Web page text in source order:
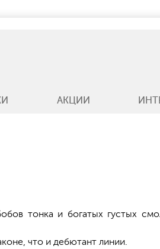
АКЦИИ
тонка и богатых густых
что и дебютант линии.